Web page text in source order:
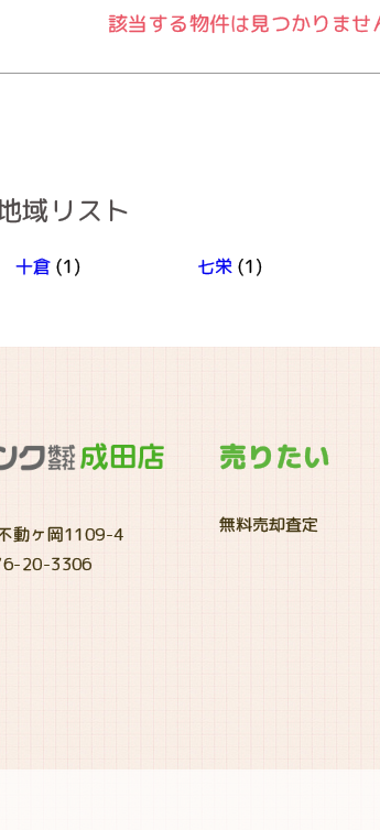
該当する物件は見つかりませ
域リスト
十倉 (1) 七栄 (1)
動ヶ岡1109-4
20-3306
売りたい
無料売却査定